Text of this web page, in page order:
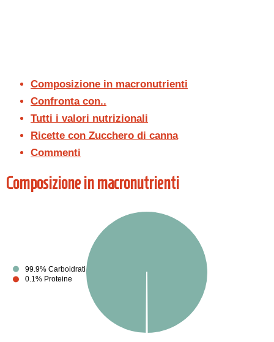
Composizione in macronutrienti
Confronta con..
Tutti i valori nutrizionali
Ricette con Zucchero di canna
Commenti
Composizione in macronutrienti
99.9% Carboidrati
0.1% Proteine